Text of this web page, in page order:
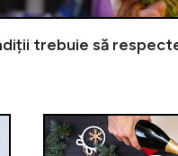
trebuie să